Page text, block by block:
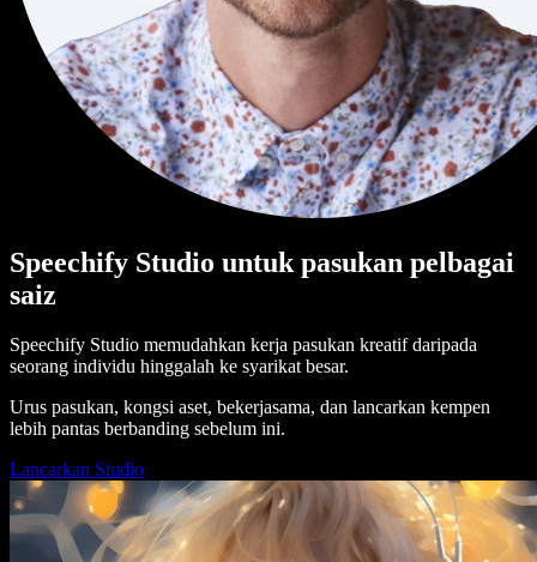
Speechify Studio untuk pasukan pelbagai
saiz
Speechify Studio memudahkan kerja pasukan kreatif daripada
seorang individu hinggalah ke syarikat besar.
Urus pasukan, kongsi aset, bekerjasama, dan lancarkan kempen
lebih pantas berbanding sebelum ini.
Lancarkan Studio